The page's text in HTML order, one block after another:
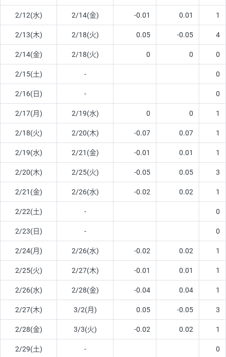
2/12(水) 2/14(金) -0.01 0.01 1
2/13(木) 2/18(火) 0.05 -0.05 4
2/14(金) 2/18(火) 0 0 0
2/15(土) - 0
2/16(日) - 0
2/17(月) 2/19(水) 0 0 1
2/18(火) 2/20(木) -0.07 0.07 1
2/19(水) 2/21(金) -0.01 0.01 1
2/20(木) 2/25(火) -0.05 0.05 3
2/21(金) 2/26(水) -0.02 0.02 1
2/22(土) - 0
2/23(日) - 0
2/24(月) 2/26(水) -0.02 0.02 1
2/25(火) 2/27(木) -0.01 0.01 1
2/26(水) 2/28(金) -0.04 0.04 1
2/27(木) 3/2(月) 0.05 -0.05 3
2/28(金) 3/3(火) -0.02 0.02 1
2/29(土) - 0